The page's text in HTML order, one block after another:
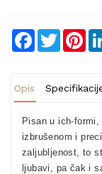
Facebook
Twitter
Opis
Pisan u ich-
izbrušenom i
zaljubljenost, to
ljubavi, pa čak i